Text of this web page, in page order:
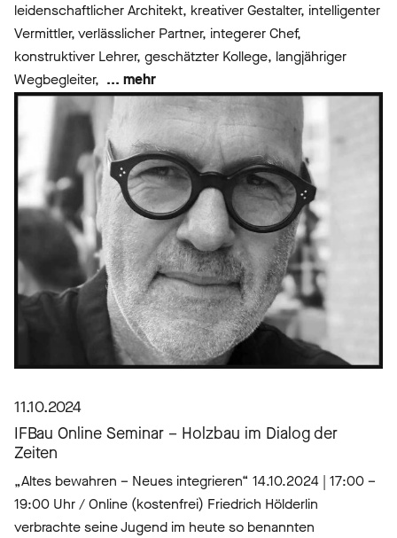
leidenschaftlicher Architekt, kreativer Gestalter, intelligenter
Vermittler, verlässlicher Partner, integerer Chef,
konstruktiver Lehrer, geschätzter Kollege, langjähriger
Wegbegleiter, ... mehr
11.10.2024
IFBau Online Seminar – Holzbau im Dialog der
Zeiten
„Altes bewahren – Neues integrieren“ 14.10.2024 | 17:00 –
19:00 Uhr / Online (kostenfrei) Friedrich Hölderlin
verbrachte seine Jugend im heute so benannten